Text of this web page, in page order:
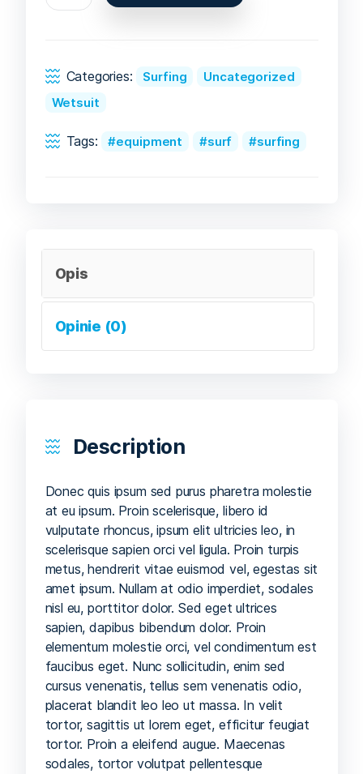
Categories: Surfing
Uncategorized
Wetsuit
Tags: equipment surf surfing
Opis
Opinie (0)
Description
Donec quis ipsum sed purus pharetra molestie
at eu ipsum. Proin scelerisque, libero id
vulputate rhoncus, ipsum elit ultricies leo, in
scelerisque sapien orci vel ligula. Proin turpis
metus, hendrerit vitae euismod vel, egestas sit
amet ipsum. Nullam at odio imperdiet, sodales
nisl eu, porttitor dolor. Sed eget ultrices
sapien, dapibus bibendum dolor. Proin
elementum molestie orci, vel condimentum est
faucibus eget. Nunc sollicitudin, enim sed
cursus venenatis, tellus sem venenatis odio,
placerat blandit leo leo ut massa. In velit
tortor, sagittis ut lorem eget, efficitur feugiat
tortor. Proin a eleifend augue. Maecenas
sodales, tortor volutpat pellentesque